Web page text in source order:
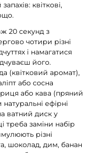
квіткові,
20 секунд з
чотири різні
і намагатися
його.
(квітковий аромат),
або сосна
або кава (пряний
ефірні
ватний диск у
треба заміни набір
різні
шоколад, дим, банан